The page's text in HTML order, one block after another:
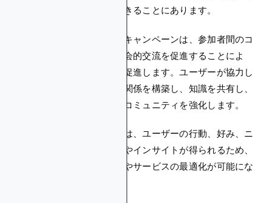
ミュニティの成長を促進できることにあります。
さらに、クリプトクエストキャンペーンは、参加者間のコ
ラボレーション、共有、社会的交流を促進することによ
り、コミュニティの成長を促進します。ユーザーが協力し
てクエストを完了すると、関係を構築し、知識を共有し、
帰属意識を育み、最終的にコミュニティを強化します。
さらに、クエストタスクでは、ユーザーの行動、好み、ニ
ーズに関する貴重なデータやインサイトが得られるため、
マーケティング戦略の改善やサービスの最適化が可能にな